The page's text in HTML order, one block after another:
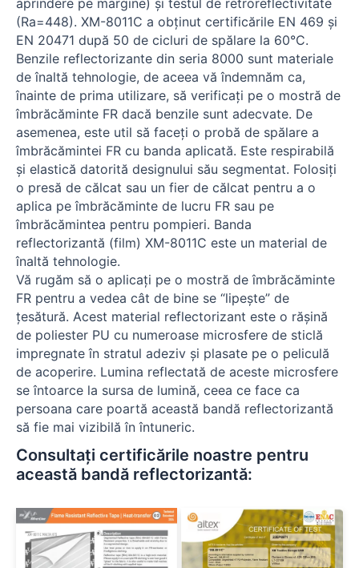
(Ra=448). XM-8011C a obținut certificările EN 469 și
EN 20471 după 50 de cicluri de spălare la 60°C.
Benzile reflectorizante din seria 8000 sunt materiale
de înaltă tehnologie, de aceea vă îndemnăm ca,
înainte de prima utilizare, să verificați pe o mostră de
îmbrăcăminte FR dacă benzile sunt adecvate. De
asemenea, este util să faceți o probă de spălare a
îmbrăcămintei FR cu banda aplicată. Este respirabilă
și elastică datorită designului său segmentat. Folosiți
o presă de călcat sau un fier de călcat pentru a o
aplica pe îmbrăcăminte de lucru FR sau pe
îmbrăcămintea pentru pompieri. Banda
reflectorizantă (film) XM-8011C este un material de
înaltă tehnologie.
Vă rugăm să o aplicați pe o mostră de îmbrăcăminte
FR pentru a vedea cât de bine se “lipește” de
țesătură. Acest material reflectorizant este o rășină
de poliester PU cu numeroase microsfere de sticlă
impregnate în stratul adeziv și plasate pe o peliculă
de acoperire. Lumina reflectată de aceste microsfere
se întoarce la sursa de lumină, ceea ce face ca
persoana care poartă această bandă reflectorizantă
să fie mai vizibilă în întuneric.
Consultați certificările noastre pentru
această bandă reflectorizantă: